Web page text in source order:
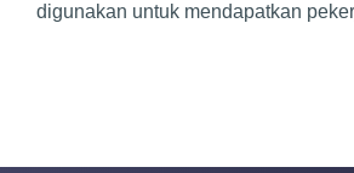
digunakan untuk mendapatkan